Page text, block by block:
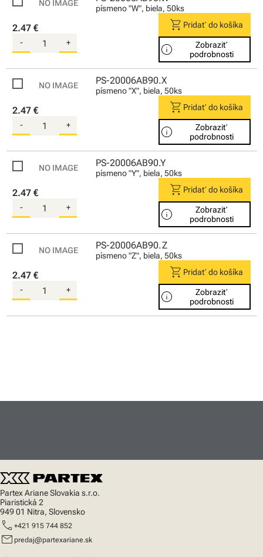
písmeno "W", biela, 50ks
2.47 €
- +
shopping_cart Pridať do košíka
info
Zobraziť
podrobnosti
PS-20006AB90.X
písmeno "X", biela, 50ks
2.47 €
- +
shopping_cart Pridať do košíka
info
Zobraziť
podrobnosti
PS-20006AB90.Y
písmeno "Y", biela, 50ks
2.47 €
- +
shopping_cart Pridať do košíka
info
Zobraziť
podrobnosti
PS-20006AB90.Z
písmeno "Z", biela, 50ks
2.47 €
- +
shopping_cart Pridať do košíka
info
Zobraziť
podrobnosti
Partex Ariane Slovakia s.r.o.
Piaristická 2
949 01 Nitra, Slovensko
call +421 915 744 852
mail predaj@partexariane.sk